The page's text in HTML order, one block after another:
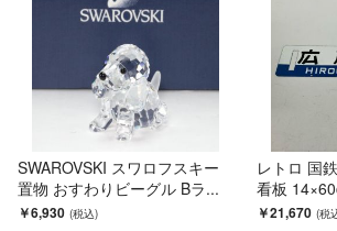
SWAROVSKI スワロフスキー
置物 おすわりビーグル Bラ...
￥6,930
レトロ 国
看板
￥21,670